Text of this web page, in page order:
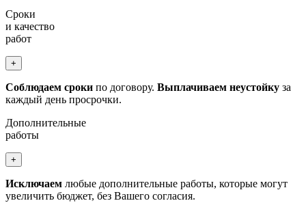
Сроки
и качество
работ
+
Соблюдаем сроки по договору. Выплачиваем неустойку за
каждый день просрочки.
Дополнительные
работы
+
Исключаем любые дополнительные работы, которые могут
увеличить бюджет, без Вашего согласия.